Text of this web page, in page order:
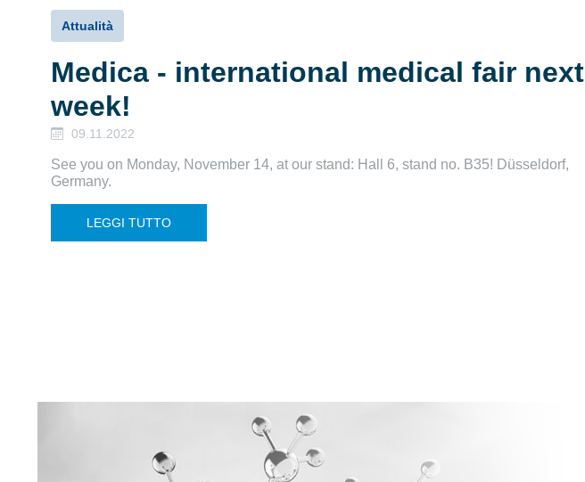
Attualità
Medica - international medical fair next
week!
09.11.2022
See you on Monday, November 14, at our stand: Hall 6, stand no. B35! Düsseldorf,
Germany.
LEGGI TUTTO